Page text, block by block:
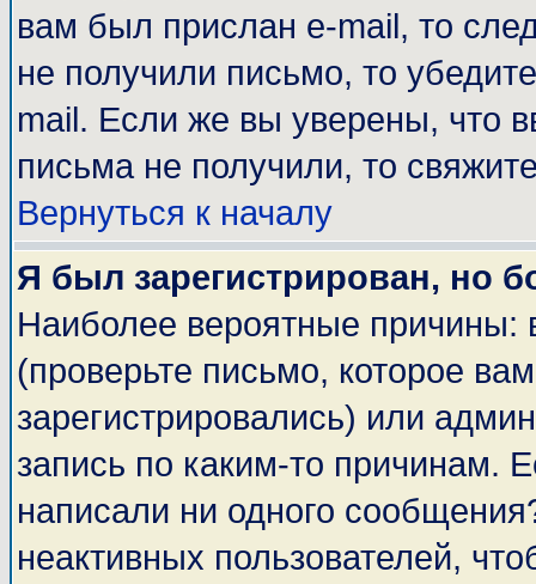
вам был прислан e-mail, то
не получили письмо, то
mail. Если же вы уверены, что
письма не получили, то
Вернуться к началу
Я был зарегистрирован, но
Наиболее вероятные причины:
(проверьте письмо, которое
зарегистрировались) или
запись по каким-то причинам.
написали ни одного
неактивных пользователей,